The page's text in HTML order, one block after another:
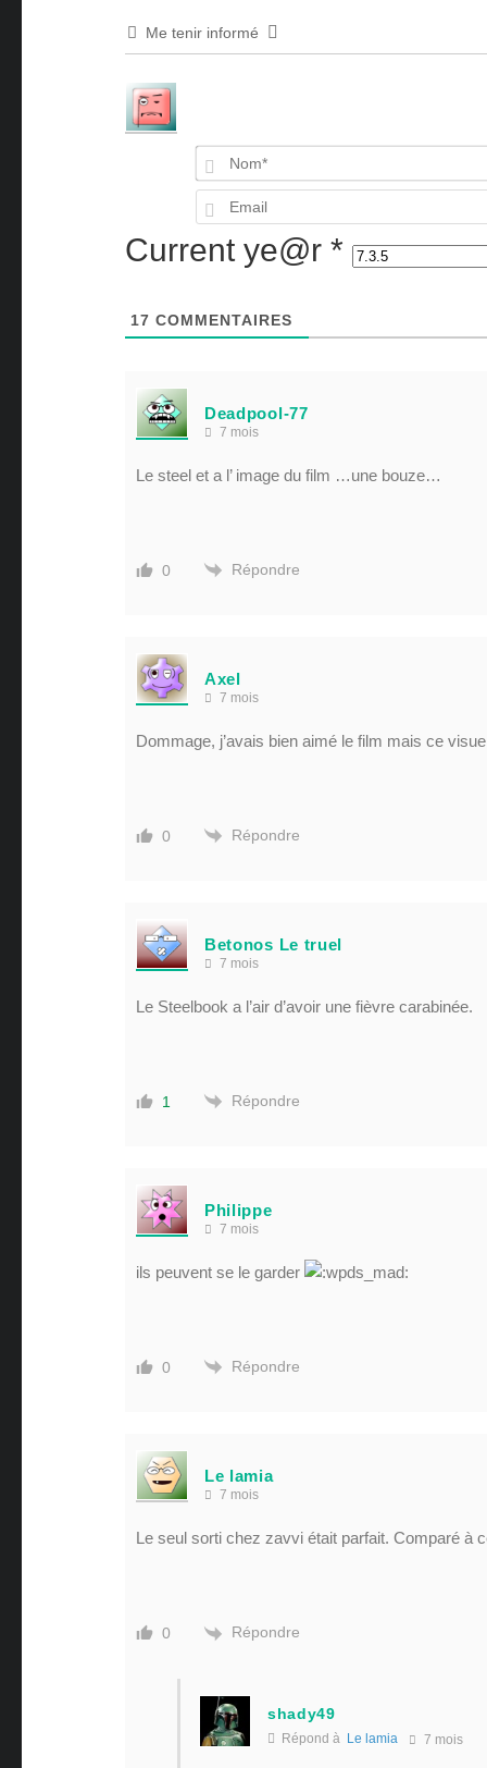
Me tenir informé
Current ye@r *
17 COMMENTAIRES
Deadpool-77
7 mois
Le steel et a l’ image du film …une bouze…
0 Répondre
Axel
7 mois
Dommage, j’avais bien aimé le film mais ce
0 Répondre
Betonos Le truel
7 mois
Le Steelbook a l’air d’avoir une fièvre carabinée.
1 Répondre
Philippe
7 mois
ils peuvent se le garder
0 Répondre
Le lamia
7 mois
Le seul sorti chez zavvi était parfait. Comparé à
0 Répondre
shady49
Répond à Le lamia 7 mois